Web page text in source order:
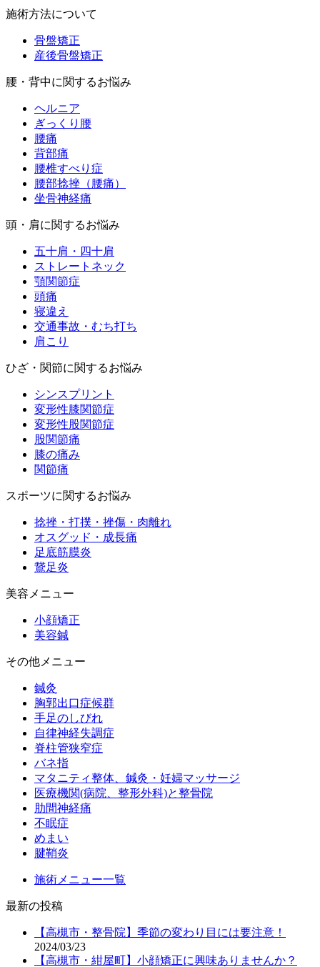
施術方法について
骨盤矯正
産後骨盤矯正
腰・背中に関するお悩み
ヘルニア
ぎっくり腰
腰痛
背部痛
腰椎すべり症
腰部捻挫（腰痛）
坐骨神経痛
頭・肩に関するお悩み
五十肩・四十肩
ストレートネック
顎関節症
頭痛
寝違え
交通事故・むち打ち
肩こり
ひざ・関節に関するお悩み
シンスプリント
変形性膝関節症
変形性股関節症
股関節痛
膝の痛み
関節痛
スポーツに関するお悩み
捻挫・打撲・挫傷・肉離れ
オスグッド・成長痛
足底筋膜炎
鵞足炎
美容メニュー
小顔矯正
美容鍼
その他メニュー
鍼灸
胸郭出口症候群
手足のしびれ
自律神経失調症
脊柱管狭窄症
バネ指
マタニティ整体、鍼灸・妊婦マッサージ
医療機関(病院、整形外科)と整骨院
肋間神経痛
不眠症
めまい
腱鞘炎
施術メニュー一覧
最新の投稿
【高槻市・整骨院】季節の変わり目には要注意！
2024/03/23
【高槻市・紺屋町】小顔矯正に興味ありませんか？